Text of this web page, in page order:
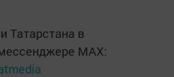
Татарстана в
MАХ: